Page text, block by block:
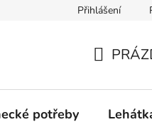
spotřebitelských sporů.
Přihlášení
KOŠÍK
potřeby